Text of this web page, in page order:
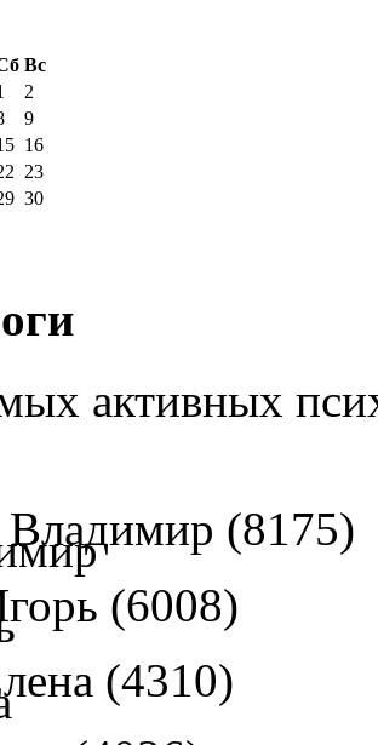
Вс
2
9
16
23
30
активных
Владимир (8175)
(6008)
(4310)